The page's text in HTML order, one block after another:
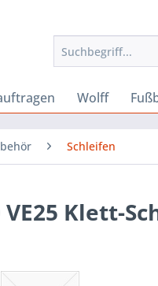
Wolff
Schleifen
VE25 Klett-